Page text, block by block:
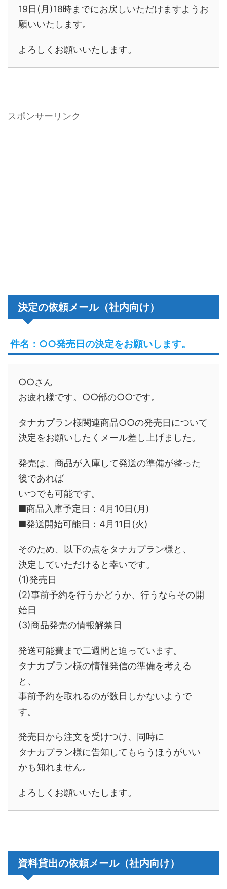
19日(月)18時までにお戻しいただけますようお
願いいたします。
よろしくお願いいたします。
スポンサーリンク
決定の依頼メール（社内向け）
件名：○○発売日の決定をお願いします。
○○さん
お疲れ様です。○○部の○○です。
タナカプラン様関連商品○○の発売日について
決定をお願いしたくメール差し上げました。
発売は、商品が入庫して発送の準備が整った
後であれば
いつでも可能です。
■商品入庫予定日：4月10日(月)
■発送開始可能日：4月11日(火)
そのため、以下の点をタナカプラン様と、
決定していただけると幸いです。
(1)発売日
(2)事前予約を行うかどうか、行うならその開
始日
(3)商品発売の情報解禁日
発送可能費まで二週間と迫っています。
タナカプラン様の情報発信の準備を考える
と、
事前予約を取れるのが数日しかないようで
す。
発売日から注文を受けつけ、同時に
タナカプラン様に告知してもらうほうがいい
かも知れません。
よろしくお願いいたします。
資料貸出の依頼メール（社内向け）